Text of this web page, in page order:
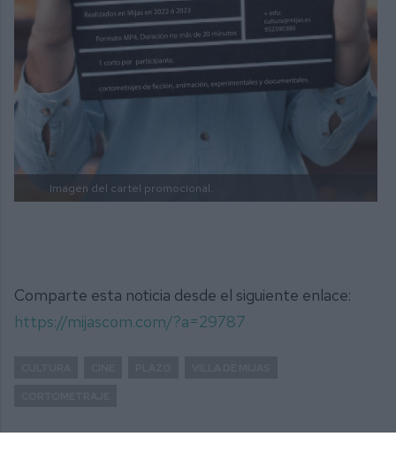
Imagen del cartel promocional.
Comparte esta noticia desde el siguiente enlace:
https://mijascom.com/?a=29787